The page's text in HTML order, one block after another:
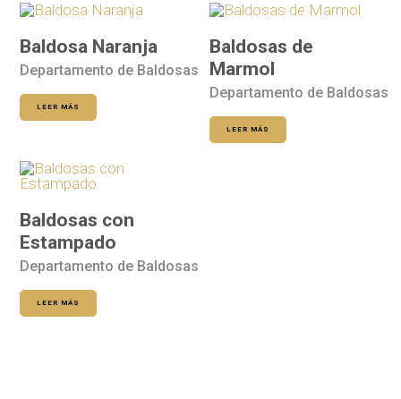
Baldosa Naranja
Departamento de Baldosas
LEER MÁS
Baldosas de
Marmol
Departamento de Baldosas
LEER MÁS
Baldosas con
Estampado
Departamento de Baldosas
LEER MÁS